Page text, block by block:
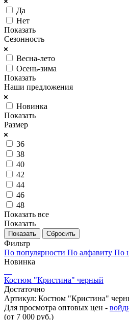
Да
Нет
Показать
Сезонность
Весна-лето
Осень-зима
Показать
Наши предложения
Новинка
Показать
Размер
36
38
40
42
44
46
48
Показать все
Показать
Сбросить
Фильтр
По популярности По алфавиту По
Новинка
Костюм "Кристина" черный
Достаточно
Артикул: Костюм "Кристина"
Для просмотра оптовых цен -
(от 7 000 руб.)